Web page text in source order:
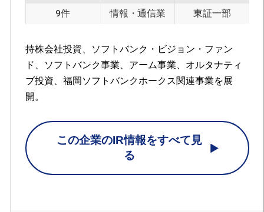
9件 情報・通信業 東証一部
持株会社投資、ソフトバンク・ビジョン・ファン
ド、ソフトバンク事業、アーム事業、オルタナティ
ブ投資、福岡ソフトバンクホークス関連事業を展
開。
この企業のIR情報をすべて見
る